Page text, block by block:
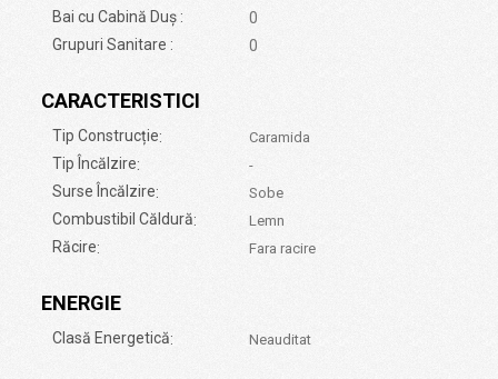
Bai cu Cabină Duș :
0
Grupuri Sanitare :
0
CARACTERISTICI
Tip Construcție: Caramida
Tip Încălzire: -
Surse Încălzire: Sobe
Combustibil Căldură: Lemn
Răcire: Fara racire
ENERGIE
Clasă Energetică: Neauditat